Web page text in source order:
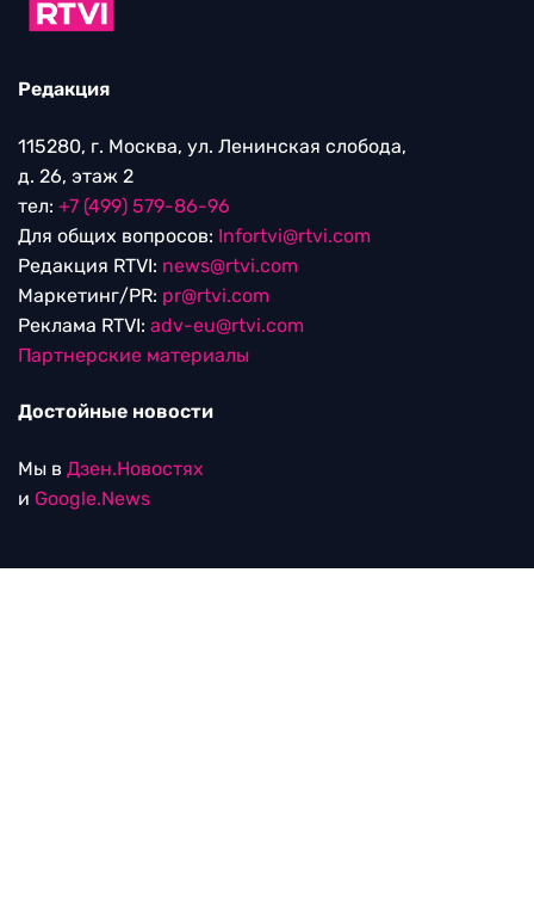
Редакция
115280, г. Москва, ул. Ленинская слобода,
д. 26, этаж 2
тел: +7 (499) 579-86-96
Для общих вопросов: Infortvi@rtvi.com
Редакция RTVI: news@rtvi.com
Маркетинг/PR: pr@rtvi.com
Реклама RTVI: adv-eu@rtvi.com
Партнерские материалы
Достойные новости
Мы в Дзен.Новостях
и Google.News